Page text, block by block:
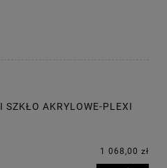
SZKŁO AKRYLOWE-PLEXI
1 068,00 zł